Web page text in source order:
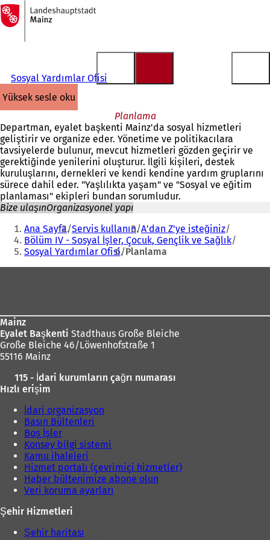
İçeriğe atla
Ana
sayfaya
Sosyal Yardımlar Ofisi
yüksek sesle oku
Planlama
Departman, eyalet başkenti Mainz'da sosyal hizmetleri
geliştirir ve organize eder. Yönetime ve politikacılara
tavsiyelerde bulunur, mevcut hizmetleri gözden geçirir ve
gerektiğinde yenilerini oluşturur. İlgili kişileri, destek
kuruluşlarını, dernekleri ve kendi kendine yardım gruplarını
sürece dahil eder. "Yaşlılıkta yaşam" ve "Sosyal ve eğitim
planlaması" ekipleri bundan sorumludur.
Bize ulaşınOrganizasyonel yapı
Buradasınız:
Ana Sayfa Servis kullanın A'dan Z'ye isteğiniz
Bölüm IV - Sosyal İşler, Çocuk, Gençlik ve Sağlık
Sosyal Yardımlar Ofisi Planlama
Mainz
Eyalet Başkenti Stadthaus Große Bleiche
Große Bleiche 46/Löwenhofstraße 1
55116 Mainz
115 - İdari kurumların çağrı numarası
Hızlı erişim
İdari organizasyon
Basın Bültenleri
Boş İşler
Konsey bilgi sistemi
Kamu ihaleleri
Hizmet portalı (çevrimiçi hizmetler)
Haber bültenimize abone olun
Veri koruma ayarları
Şehir Hizmetleri
Şehir haritası